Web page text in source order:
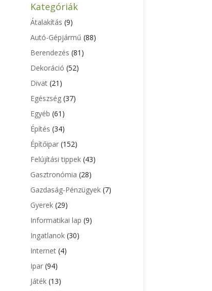
Kategóriák
Átalakítás (9)
Autó-Gépjármű (88)
Berendezés (81)
Dekoráció (52)
Divat (21)
Egészség (37)
Egyéb (61)
Építés (34)
Építőipar (152)
Felújítási tippek (43)
Gasztronómia (28)
Gazdaság-Pénzügyek (7)
Gyerek (29)
Informatikai lap (9)
Ingatlanok (30)
Internet (4)
Ipar (94)
Játék (13)